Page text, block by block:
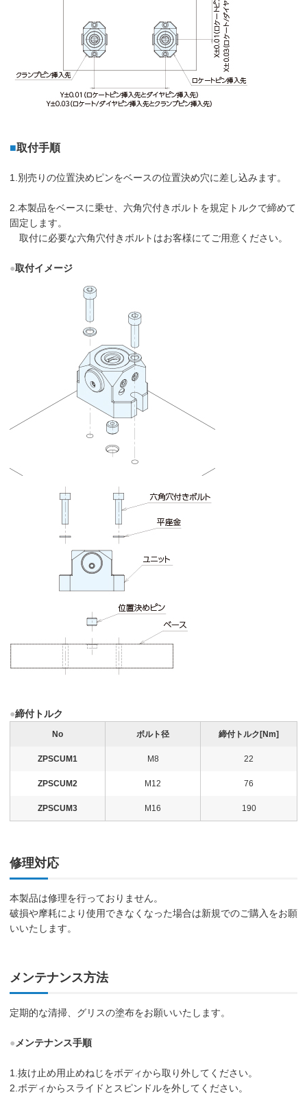
■取付手順
1.別売りの位置決めピンをベースの位置決め穴に差し込みます。
2.本製品をベースに乗せ、六角穴付きボルトを規定トルクで締めて
固定します。
取付に必要な六角穴付きボルトはお客様にてご用意ください。
●取付イメージ
●締付トルク
No ボルト径 締付トルク[Nm]
ZPSCUM1 M8 22
ZPSCUM2 M12 76
ZPSCUM3 M16 190
修理対応
本製品は修理を行っておりません。
破損や摩耗により使用できなくなった場合は新規でのご購入をお願
いいたします。
メンテナンス方法
定期的な清掃、グリスの塗布をお願いいたします。
● メンテナンス手順
1.抜け止め用止めねじをボディから取り外してください。
2.ボディからスライドとスピンドルを外してください。